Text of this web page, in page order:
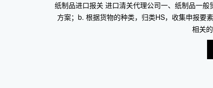
纸制品进口报关 进口清关代理公司一、纸制品一
方案；b. 根据货物的种类，归类HS，收集申报要
相关